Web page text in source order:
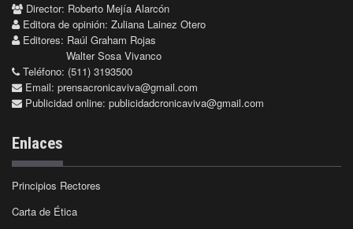
Director: Roberto Mejía Alarcón
Editora de opinión: Zuliana Lainez Otero
Editores: Raúl Graham Rojas
Walter Sosa Vivanco
Teléfono: (511) 3193500
Email: prensacronicaviva@gmail.com
Publicidad online: publicidadcronicaviva@gmail.com
Enlaces
Principios Rectores
Carta de Ética